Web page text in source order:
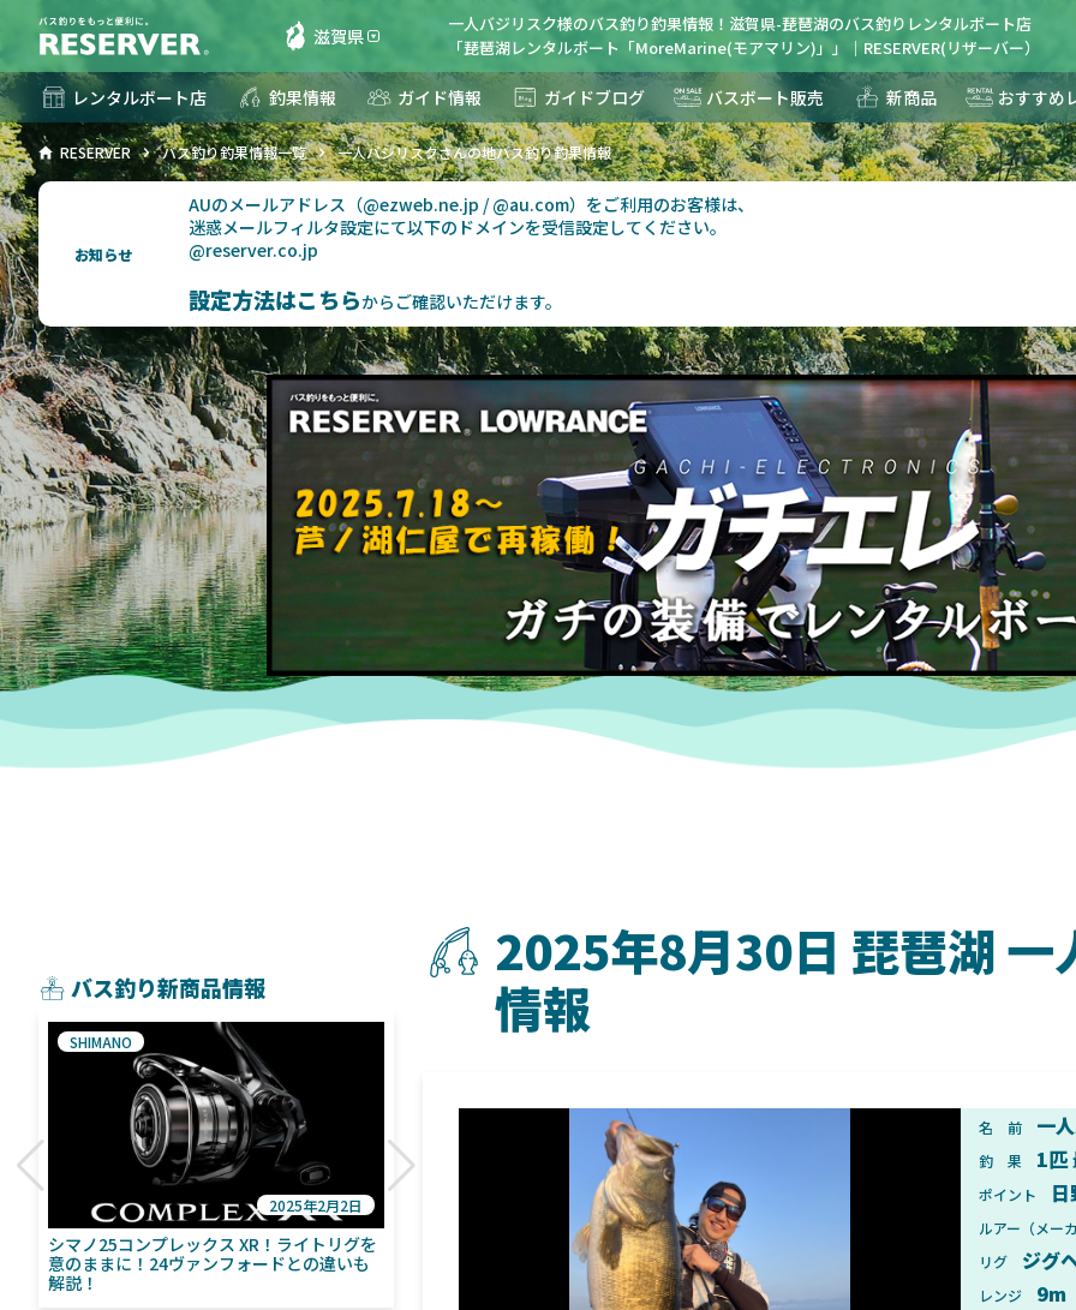
滋賀県
一人バジリスク様のバス釣り釣果情報！滋賀県-琵琶湖のバス釣りレンタルボート店
「琵琶湖レンタルボート「MoreMarine(モアマリン)」」｜RESERVER(リザーバー）
レンタルボート店 釣果情報 ガイド情報 ガイドブログ バスボート販売 新商品 おすすめ
RESERVER バス釣り釣果情報一覧 一人バジリスクさんの地バス釣り釣果情報
お知らせ
AUのメールアドレス（@ezweb.ne.jp / @au.com）をご利用のお客様は、
迷惑メールフィルタ設定にて以下のドメインを受信設定してください。
@reserver.co.jp
設定方法はこちらからご確認いただけます。
2025年8月30日 琵琶湖 一
情報
名 前 一
釣 果 1匹
ポイント
ルアー（メー
リグ
ジグ
レンジ 9m
バス釣り新商品情報
シマノ25コンプレックス XR！ライトリグを
意のままに！24ヴァンフォードとの違いも
解説！
SHIMANO
2025年2月2日
シマノ24ヴァンフォード！自重155gと超軽
量！ストラディックとの違いも解説！
2025年1月28日
ふく魚はビッグベイト初心者にお
2025年